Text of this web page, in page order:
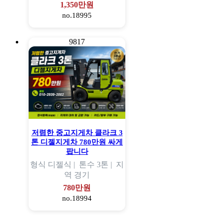
1,350만원
no.18995
9817
저렴한 중고지게차 클라크 3
톤 디젤지게차 780만원 싸게
팝니다
형식 디젤식 | 톤수 3톤 | 지
역 경기
780만원
no.18994